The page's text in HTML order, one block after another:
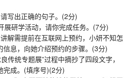
出正确的句子。(2分)
研学活动，请你完成任务。(7分)
需提前在互联网上预约，小妍不知怎
息，向她介绍预约的步骤。(3分)
统专题展”过程中摘抄了四段文字，
完成。(填序号)(2分)